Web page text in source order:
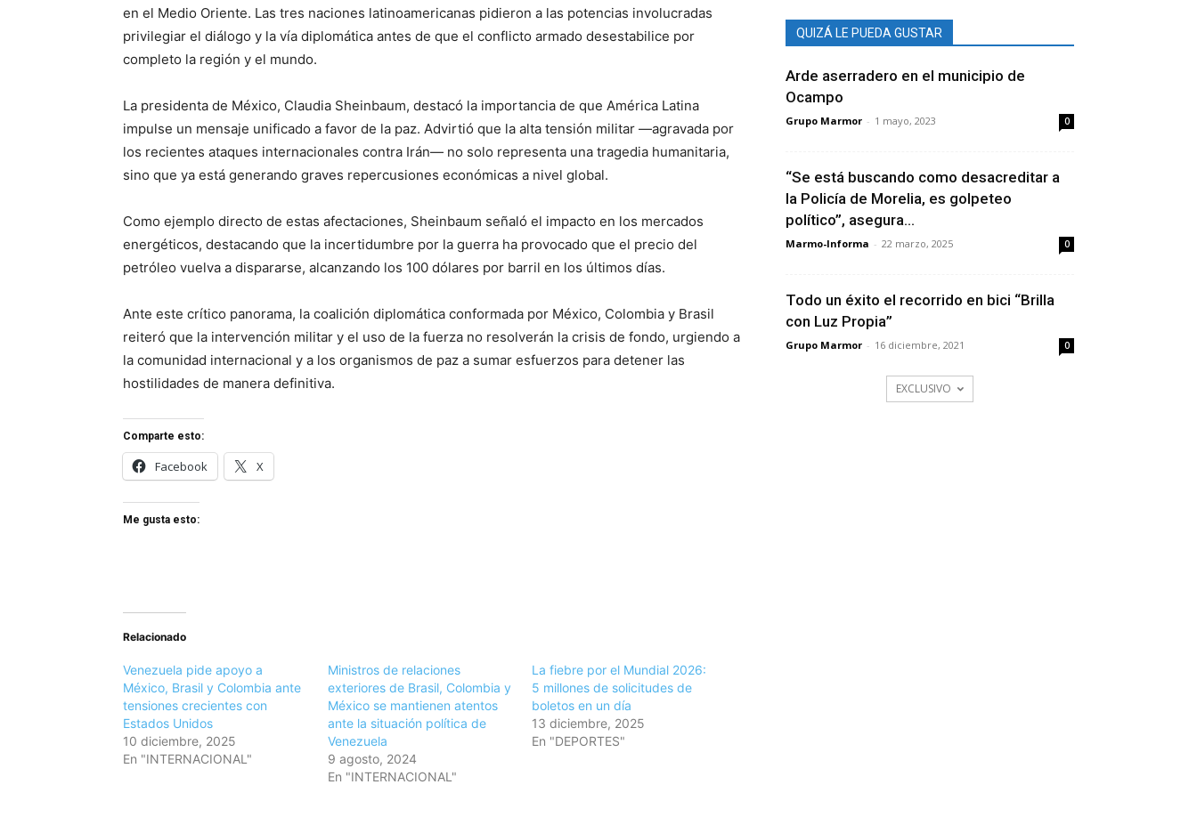
en el Medio Oriente. Las tres naciones latinoamericanas pidieron a las potencias involucradas
privilegiar el diálogo y la vía diplomática antes de que el conflicto armado desestabilice por
completo la región y el mundo.
La presidenta de México, Claudia Sheinbaum, destacó la importancia de que América Latina
impulse un mensaje unificado a favor de la paz. Advirtió que la alta tensión militar —agravada por
los recientes ataques internacionales contra Irán— no solo representa una tragedia humanitaria,
sino que ya está generando graves repercusiones económicas a nivel global.
Como ejemplo directo de estas afectaciones, Sheinbaum señaló el impacto en los mercados
energéticos, destacando que la incertidumbre por la guerra ha provocado que el precio del
petróleo vuelva a dispararse, alcanzando los 100 dólares por barril en los últimos días.
Ante este crítico panorama, la coalición diplomática conformada por México, Colombia y Brasil
reiteró que la intervención militar y el uso de la fuerza no resolverán la crisis de fondo, urgiendo a
la comunidad internacional y a los organismos de paz a sumar esfuerzos para detener las
hostilidades de manera definitiva.
Comparte esto:
Facebook X
Me gusta esto:
Relacionado
Venezuela pide apoyo a
México, Brasil y Colombia ante
tensiones crecientes con
Estados Unidos
10 diciembre, 2025
En "INTERNACIONAL"
Ministros de relaciones
exteriores de Brasil, Colombia y
México se mantienen atentos
ante la situación política de
Venezuela
9 agosto, 2024
En "INTERNACIONAL"
La fiebre por el Mundial 2026:
5 millones de solicitudes de
boletos en un día
13 diciembre, 2025
En "DEPORTES"
QUIZÁ LE PUEDA GUSTAR
Arde aserradero en el municipio de
Ocampo
Grupo Marmor - 1 mayo, 2023 0
“Se está buscando como desacreditar a
la Policía de Morelia, es golpeteo
político”, asegura...
Marmo-Informa - 22 marzo, 2025 0
Todo un éxito el recorrido en bici “Brilla
con Luz Propia”
Grupo Marmor - 16 diciembre, 2021 0
EXCLUSIVO